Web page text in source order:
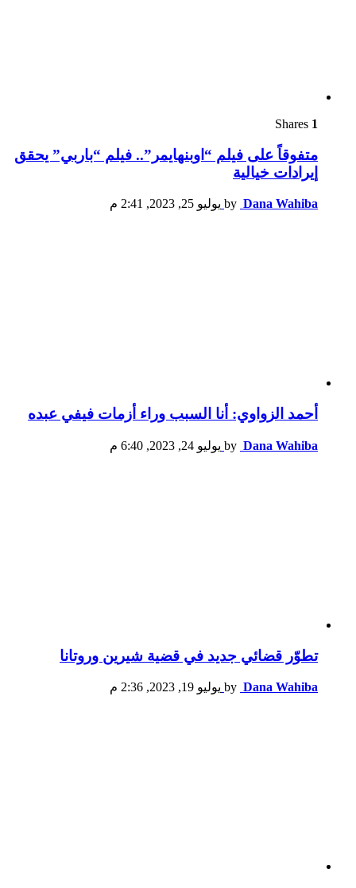
1
متفوقاً على فيلم “اوبنهايمر”.. فيلم “باربي” يحقق
إيرادات خيالية
by Dana Wahiba يوليو 25, 2023, 2:41 م
أحمد الزواوي: أنا السبب وراء أزمات فيفي عبده
by Dana Wahiba يوليو 24, 2023, 6:40 م
تطوّر قضائي جديد في قضية شيرين وروتانا
by Dana Wahiba يوليو 19, 2023, 2:36 م